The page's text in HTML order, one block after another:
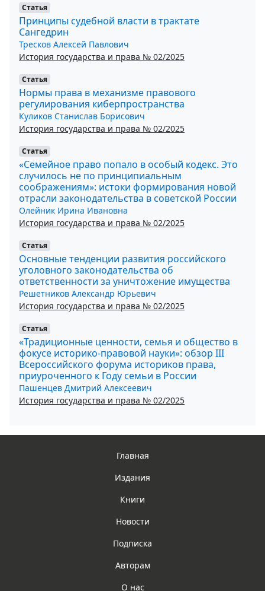
Статья
Принципы судебной власти в трактате
Сангедрин
Тресков Алексей Павлович
История государства и права № 02/2025
Статья
Нормы права в механизме правового
регулирования киберпространства
Куликов Станислав Борисович
История государства и права № 02/2025
Статья
«Семейное право попало в особый кодекс. Это
случилось не по принципиальным
соображениям»: истоки формирования новой
отрасли законодательства в советской России
Олейник Ирина Ивановна
История государства и права № 02/2025
Статья
Основные тенденции развития российского
уголовного законодательства об
ответственности за уничтожение имущества
Решетников Александр Юрьевич
История государства и права № 02/2025
Статья
«Традиционные ценности, семья и общество в
фокусе историко-правовой науки»: обзор III
Всероссийского форума историков права,
приуроченного к Году семьи в России
Пашенцев Дмитрий Алексеевич
История государства и права № 02/2025
Главная
Издания
Книги
Новости
Подписка
Авторам
О нас